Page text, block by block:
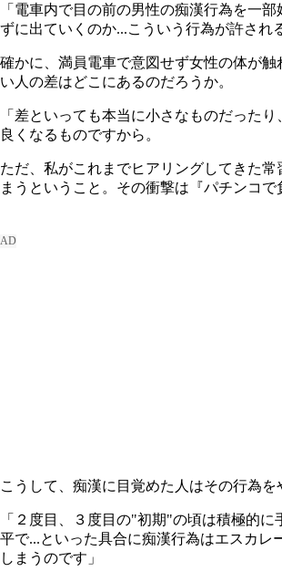
「電車内で目の前の男性の痴漢行為を一
ずに出ていくのか...こういう行為が許さ
確かに、満員電車で意図せず女性の体が
い人の差はどこにあるのだろうか。
「差といっても本当に小さなものだった
良くなるものですから。
ただ、私がこれまでヒアリングしてきた
まうということ。その衝撃は『パチンコ
こうして、痴漢に目覚めた人はその行為を
「２度目、３度目の"初期"の頃は積極的
平で...といった具合に痴漢行為はエスカ
しまうのです」